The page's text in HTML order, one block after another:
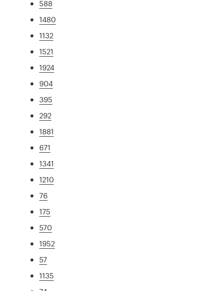
588
1480
1132
1521
1924
904
395
292
1881
671
1341
1210
76
175
570
1952
57
1135